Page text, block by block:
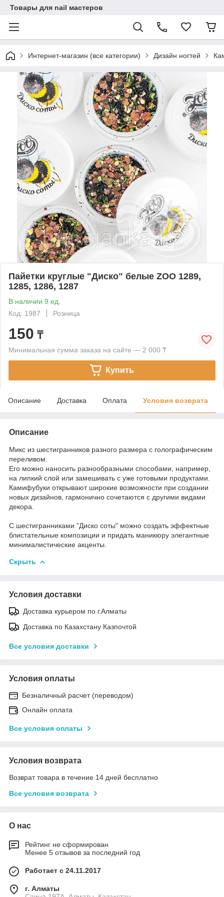
Товары для nail мастеров
Интернет-магазин (все категории) Дизайн ногтей
Пайетки круглые "Диско" белые ZOO 1289,
1285, 1286, 1287
В наличии 9 ед.
Код: 1987
Розница
150 ₸
Минимальная сумма заказа на сайте — 2 000 ₸
Купить
Описание Доставка Оплата Условия возврата
Описание
Микс из шестигранников разного размера с голографическим
переливом.
Его можно наносить разнообразными способами, например,
на липкий слой или замешивать с уже готовыми продуктами.
Камифубуки открывают широкие возможности при создании
новых дизайнов, гармонично сочетаются с другими видами
декора.
С шестигранниками "Диско соты" можно создать эффектные
блистательные композиции и придать маникюру элегантные
минималистические акценты.
Скрыть
Условия доставки
Доставка курьером по г.Алматы
Доставка по Казахстану Казпочтой
Все условия доставки
Условия оплаты
Безналичный расчет (переводом)
Онлайн оплата
Все условия оплаты
Условия возврата
Возврат товара в течение 14 дней бесплатно
Все условия возврата
О нас
Рейтинг не сформирован
Менее 5 отзывов за последний год
Работает с 24.11.2017
г. Алматы